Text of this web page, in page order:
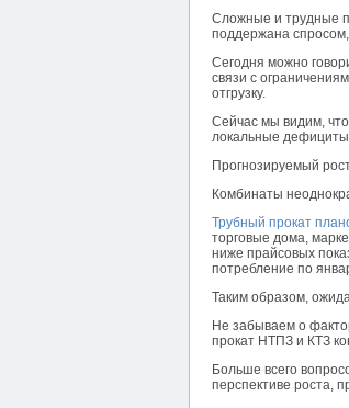
Сложные и трудные
поддержана
Сегодня можно
связи с
отгрузку.
Сейчас мы видим,
локальные дефициты
Прогнозируемый
Комбинаты
Трубный прокат
торговые дома,
ниже прайсовых
потребление по
Таким образом,
Не забываем о
прокат НТПЗ и КТЗ
Больше всего
перспективе роста,